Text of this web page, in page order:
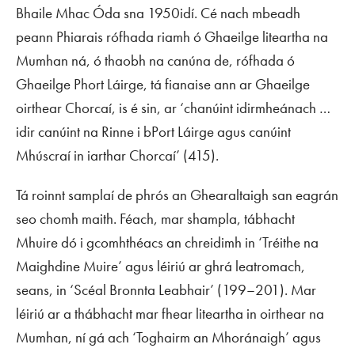
Bhaile Mhac Óda sna 1950idí. Cé nach mbeadh
peann Phiarais rófhada riamh ó Ghaeilge liteartha na
Mumhan ná, ó thaobh na canúna de, rófhada ó
Ghaeilge Phort Láirge, tá fianaise ann ar Ghaeilge
oirthear Chorcaí, is é sin, ar ‘chanúint idirmheánach …
idir canúint na Rinne i bPort Láirge agus canúint
Mhúscraí in iarthar Chorcaí’ (415).
Tá roinnt samplaí de phrós an Ghearaltaigh san eagrán
seo chomh maith. Féach, mar shampla, tábhacht
Mhuire dó i gcomhthéacs an chreidimh in ‘Tréithe na
Maighdine Muire’ agus léiriú ar ghrá leatromach,
seans, in ‘Scéal Bronnta Leabhair’ (199–201). Mar
léiriú ar a thábhacht mar fhear liteartha in oirthear na
Mumhan, ní gá ach ‘Toghairm an Mhoránaigh’ agus